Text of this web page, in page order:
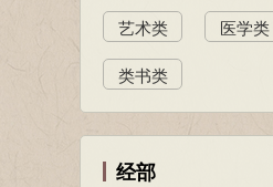
艺术类 医学类
类书类
经部